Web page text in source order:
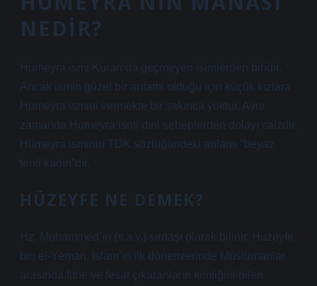
NEDIR?
Humeyra ismi Kuran’da geçmeyen isimlerden biridir.
Ancak ismin güzel bir anlamı olduğu için küçük kızlara
Hümeyra ismini vermekte bir sakınca yoktur. Aynı
zamanda Humeyra ismi dini sebeplerden dolayı caizdir.
Hümeyra isminin TDK sözlüğündeki anlamı “beyaz
tenli kadın”dır.
HÜZEYFE NE DEMEK?
Hz. Muhammed’in (s.a.v.) sırdaşı olarak bilinir. Huzeyfe
bin el-Yeman, İslam’ın ilk dönemlerinde Müslümanlar
arasında fitne ve fesat çıkaranların kimliğini bilen